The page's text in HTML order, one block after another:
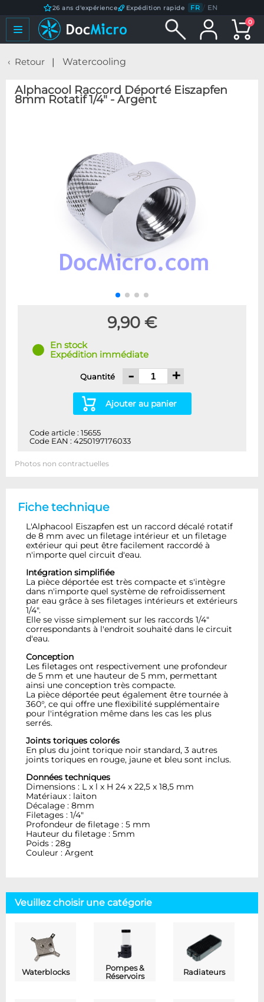
26 ans d'expérience Expédition rapide FR / EN
0
Retour Watercooling
Alphacool Raccord Déporté Eiszapfen
8mm Rotatif 1/4" - Argent
9,90 €
En stock
Expédition immédiate
Quantité - +
Ajouter au panier
Code article : 15655
Code EAN : 4250197176033
Photos non contractuelles
Fiche technique
L'Alphacool Eiszapfen est un raccord décalé rotatif
de 8 mm avec un filetage intérieur et un filetage
extérieur qui peut être facilement raccordé à
n'importe quel circuit d'eau.
Intégration simplifiée
La pièce déportée est très compacte et s'intègre
dans n'importe quel système de refroidissement
par eau grâce à ses filetages intérieurs et extérieurs
1/4".
Elle se visse simplement sur les raccords 1/4"
correspondants à l'endroit souhaité dans le circuit
d'eau.
Conception
Les filetages ont respectivement une profondeur
de 5 mm et une hauteur de 5 mm, permettant
ainsi une conception très compacte.
La pièce déportée peut également être tournée à
360°, ce qui offre une flexibilité supplémentaire
pour l'intégration même dans les cas les plus
serrés.
Joints toriques colorés
En plus du joint torique noir standard, 3 autres
joints toriques en rouge, jaune et bleu sont inclus.
Données techniques
Dimensions : L x l x H 24 x 22,5 x 18,5 mm
Matériaux : laiton
Décalage : 8mm
Filetages : 1/4"
Profondeur de filetage : 5 mm
Hauteur du filetage : 5mm
Poids : 28g
Couleur : Argent
Veuillez choisir une catégorie
Waterblocks
Pompes &
Réservoirs
Radiateurs